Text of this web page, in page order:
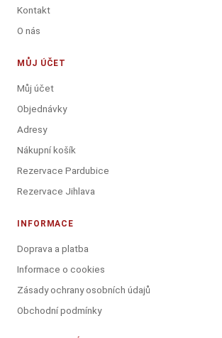
Kontakt
O nás
MŮJ ÚČET
Můj účet
Objednávky
Adresy
Nákupní košík
Rezervace Pardubice
Rezervace Jihlava
INFORMACE
Doprava a platba
Informace o cookies
Zásady ochrany osobních údajů
Obchodní podmínky